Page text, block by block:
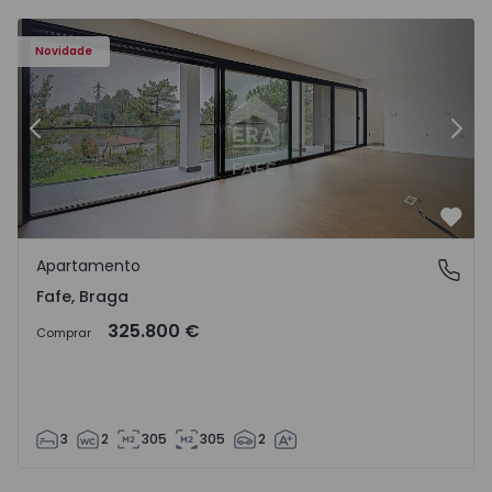
Novidade
Anterior
Fafe, Braga
Apartamento
Fafe, Braga
Comprar 325.800 €
3 2 305 305 2